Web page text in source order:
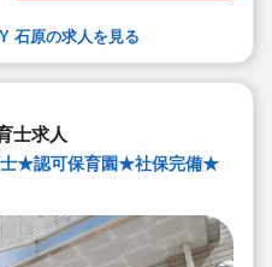
。療育へのキャリアチェンジも可
可能です！※敷金・礼金等会社が
石原の求人を見る
士求人
★認可保育園★社保完備★